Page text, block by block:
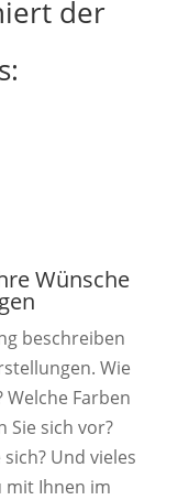
der
Wünsche
beschreiben
Wie
Welche Farben
Sie sich vor?
Und vieles
mit Ihnen im